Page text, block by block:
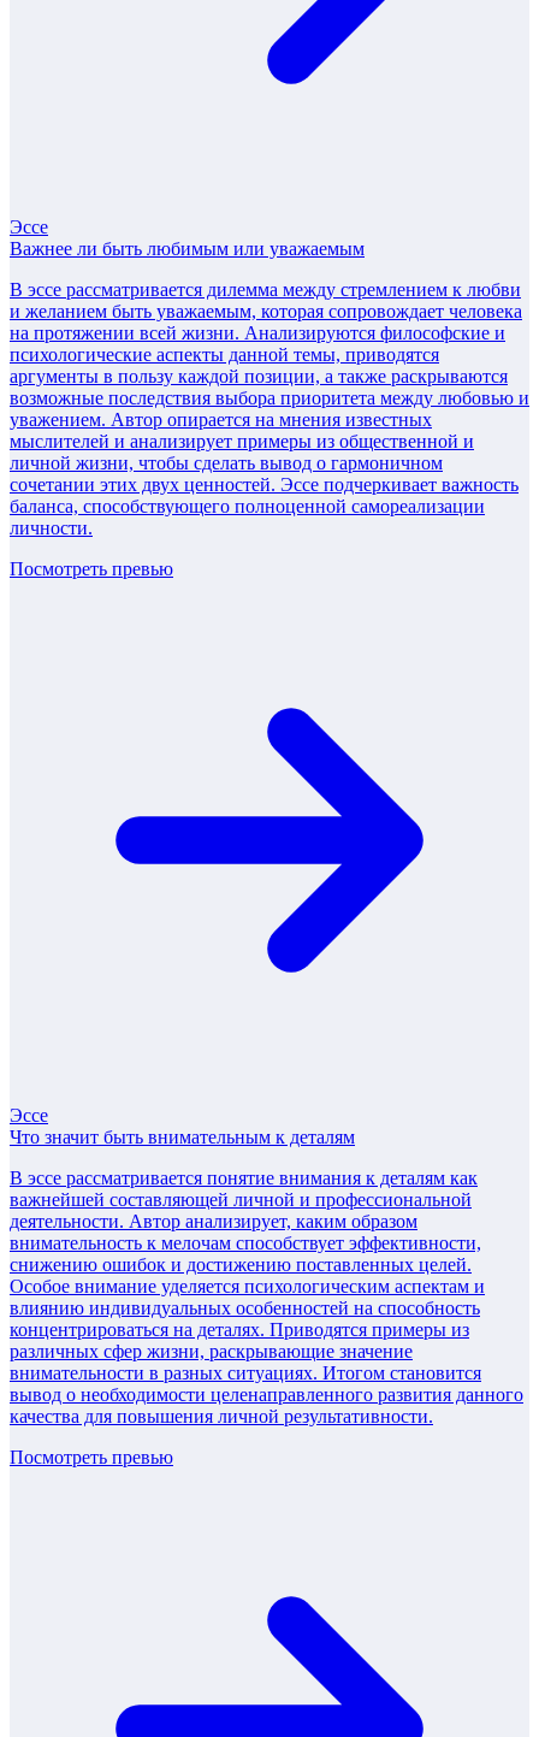
Эссе
Важнее ли быть любимым или уважаемым
В эссе рассматривается дилемма между стремлением к любви
и желанием быть уважаемым, которая сопровождает человека
на протяжении всей жизни. Анализируются философские и
психологические аспекты данной темы, приводятся
аргументы в пользу каждой позиции, а также раскрываются
возможные последствия выбора приоритета между любовью и
уважением. Автор опирается на мнения известных
мыслителей и анализирует примеры из общественной и
личной жизни, чтобы сделать вывод о гармоничном
сочетании этих двух ценностей. Эссе подчеркивает важность
баланса, способствующего полноценной самореализации
личности.
Посмотреть превью
Эссе
Что значит быть внимательным к деталям
В эссе рассматривается понятие внимания к деталям как
важнейшей составляющей личной и профессиональной
деятельности. Автор анализирует, каким образом
внимательность к мелочам способствует эффективности,
снижению ошибок и достижению поставленных целей.
Особое внимание уделяется психологическим аспектам и
влиянию индивидуальных особенностей на способность
концентрироваться на деталях. Приводятся примеры из
различных сфер жизни, раскрывающие значение
внимательности в разных ситуациях. Итогом становится
вывод о необходимости целенаправленного развития данного
качества для повышения личной результативности.
Посмотреть превью